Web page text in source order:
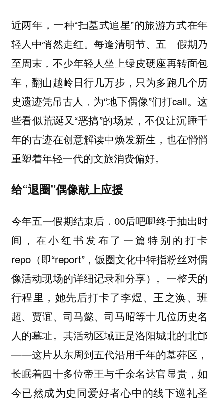
近两年，一种“扫墓式追星”的旅游方式在年
轻人中悄然走红。每逢清明节、五一假期乃
至周末，不少年轻人坐上绿皮硬座再转面包
车，翻山越岭日行几万步，只为多跑几个历
史遗迹凭吊古人，为“地下偶像”们打call。这
些看似荒诞又“恶搞”的场景，不仅让沉睡千
年的古迹在创意解读中焕发新生，也在悄悄
重塑着年轻一代的文旅消费偏好。
给“退圈”偶像献上应援
今年五一假期结束后，00后吧唧终于抽出时
间，在小红书发布了一篇特别的打卡
repo（即“report”，饭圈文化中特指粉丝对偶
像活动现场的详细记录和分享）。一整天的
行程里，她先后打卡了李煜、王之涣、班
超、贾谊、司马懿、司马昭等十几位历史名
人的墓址。其活动区域正是洛阳城北的北邙
——这片从东周到五代沿用千年的墓葬区，
长眠着四十多位帝王与千余名达官显贵，如
今已然成为史同爱好者心中的线下巡礼圣